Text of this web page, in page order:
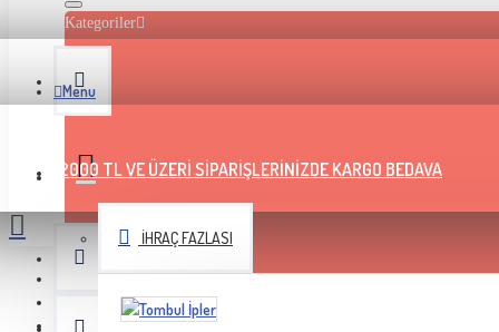
Kategoriler
Menu
İHRAÇ FAZLASI
2000 TL VE ÜZERI SIPARIŞLERINIZDE KARGO BEDAVA